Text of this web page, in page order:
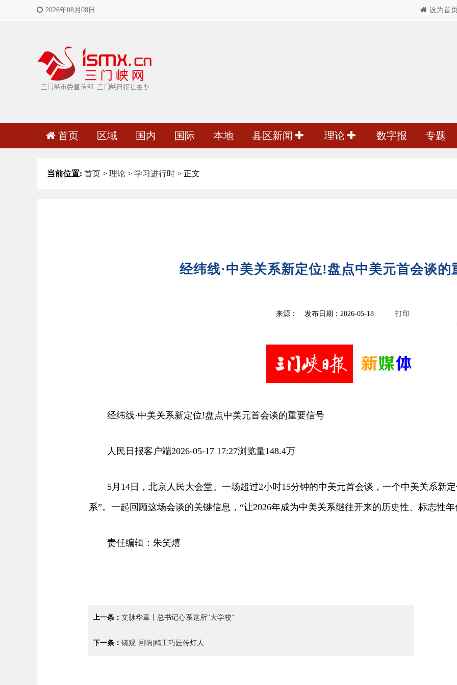
2026年08月08日 设为首
首页 区域 国内 国际 本地 县区新闻 理论 数字报 专题
当前位置: 首页 > 理论 > 学习进行时 > 正文
经纬线·中美关系新定位!盘点中美元首会谈的
来源： 发布日期：2026-05-18 打印
经纬线·中美关系新定位!盘点中美元首会谈的重要信号
人民日报客户端2026-05-17 17:27浏览量148.4万
5月14日，北京人民大会堂。一场超过2小时15分钟的中美元首会谈，一个中美关系新
系”。一起回顾这场会谈的关键信息，“让2026年成为中美关系继往开来的历史性、标志性年
责任编辑：朱笑熺
上一条： 文脉华章丨总书记心系这所“大学校”
下一条： 镜观·回响|精工巧匠传灯人